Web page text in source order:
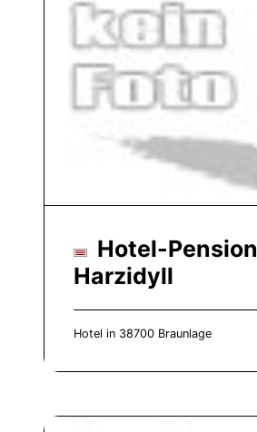
Hotel-Pension
Harzidyll
Hotel in 38700 Braunlage